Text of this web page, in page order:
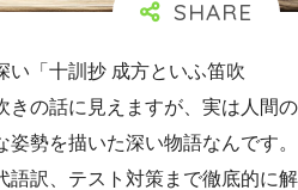
い「十訓抄 成方といふ笛吹
きの話に見えますが、実は人間の
勢を描いた深い物語なんです。
語訳、テスト対策まで徹底的に解